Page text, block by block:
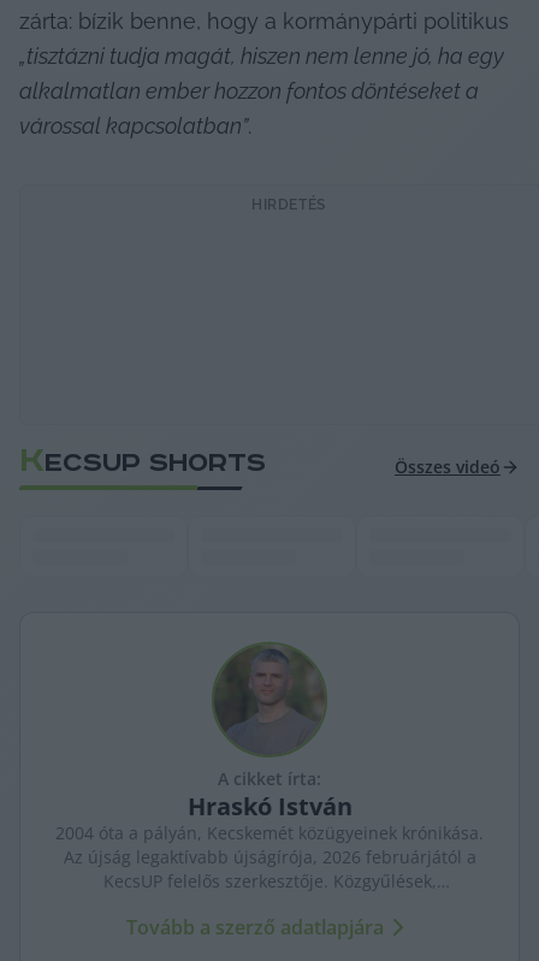
„tisztázni tudja magát, hiszen nem lenne jó, ha egy
alkalmatlan ember hozzon fontos döntéseket a
várossal kapcsolatban”.
HIRDETÉS
KECSUP SHORTS Összes videó
A cikket írta:
Hraskó István
2004 óta a pályán, Kecskemét közügyeinek krónikása.
Az újság legaktívabb újságírója, 2026 februárjától a
KecsUP felelős szerkesztője. Közgyűlések,
arca és a háttérben élők történetei egyszerre jelennek
Tovább a szerző adatlapjára